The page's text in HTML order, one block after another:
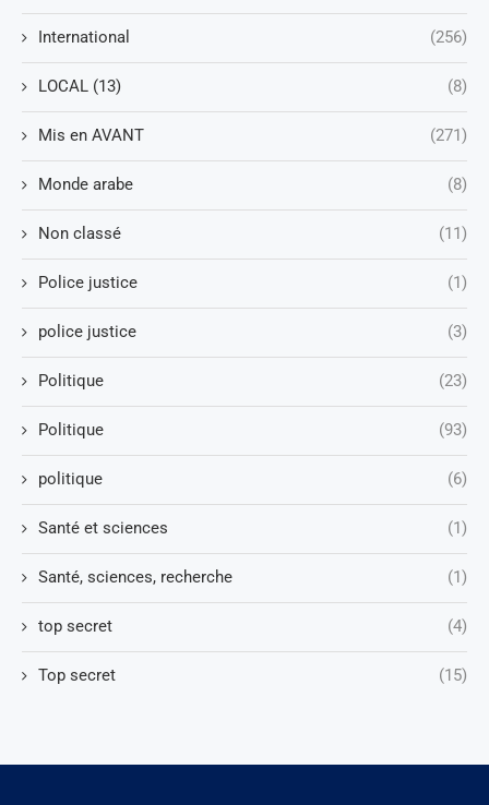
International (256)
LOCAL (13) (8)
Mis en AVANT (271)
Monde arabe (8)
Non classé (11)
Police justice (1)
police justice (3)
Politique (23)
Politique (93)
politique (6)
Santé et sciences (1)
Santé, sciences, recherche (1)
top secret (4)
Top secret (15)